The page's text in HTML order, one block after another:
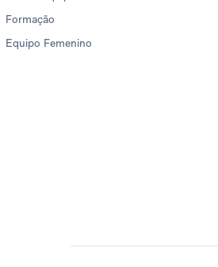
Formação
Equipo Femenino